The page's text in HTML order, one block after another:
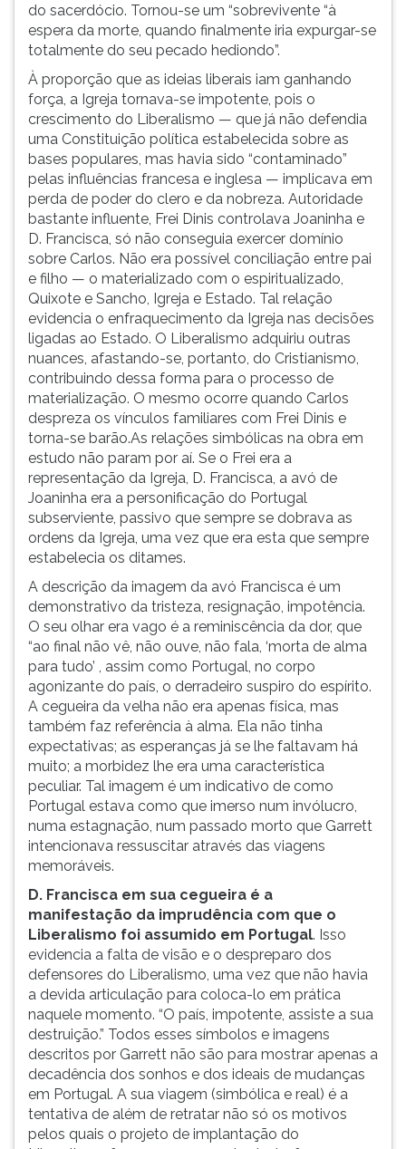
do sacerdócio. Tornou-se um “sobrevivente “à
espera da morte, quando finalmente iria expurgar-se
totalmente do seu pecado hediondo”.
À proporção que as ideias liberais iam ganhando
força, a Igreja tornava-se impotente, pois o
crescimento do Liberalismo — que já não defendia
uma Constituição política estabelecida sobre as
bases populares, mas havia sido “contaminado”
pelas influências francesa e inglesa — implicava em
perda de poder do clero e da nobreza. Autoridade
bastante influente, Frei Dinis controlava Joaninha e
D. Francisca, só não conseguia exercer domínio
sobre Carlos. Não era possível conciliação entre pai
e filho — o materializado com o espiritualizado,
Quixote e Sancho, Igreja e Estado. Tal relação
evidencia o enfraquecimento da Igreja nas decisões
ligadas ao Estado. O Liberalismo adquiriu outras
nuances, afastando-se, portanto, do Cristianismo,
contribuindo dessa forma para o processo de
materialização. O mesmo ocorre quando Carlos
despreza os vínculos familiares com Frei Dinis e
torna-se barão.As relações simbólicas na obra em
estudo não param por aí. Se o Frei era a
representação da Igreja, D. Francisca, a avó de
Joaninha era a personificação do Portugal
subserviente, passivo que sempre se dobrava as
ordens da Igreja, uma vez que era esta que sempre
estabelecia os ditames.
A descrição da imagem da avó Francisca é um
demonstrativo da tristeza, resignação, impotência.
O seu olhar era vago é a reminiscência da dor, que
“ao final não vê, não ouve, não fala, ‘morta de alma
para tudo’ , assim como Portugal, no corpo
agonizante do país, o derradeiro suspiro do espírito.
A cegueira da velha não era apenas física, mas
também faz referência à alma. Ela não tinha
expectativas; as esperanças já se lhe faltavam há
muito; a morbidez lhe era uma característica
peculiar. Tal imagem é um indicativo de como
Portugal estava como que imerso num invólucro,
numa estagnação, num passado morto que Garrett
intencionava ressuscitar através das viagens
memoráveis.
D. Francisca em sua cegueira é a
manifestação da imprudência com que o
Liberalismo foi assumido em Portugal. Isso
evidencia a falta de visão e o despreparo dos
defensores do Liberalismo, uma vez que não havia
a devida articulação para coloca-lo em prática
naquele momento. “O país, impotente, assiste a sua
destruição.” Todos esses símbolos e imagens
descritos por Garrett não são para mostrar apenas a
decadência dos sonhos e dos ideais de mudanças
em Portugal. A sua viagem (simbólica e real) é a
tentativa de além de retratar não só os motivos
pelos quais o projeto de implantação do